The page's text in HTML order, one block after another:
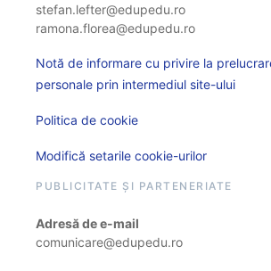
stefan.lefter@edupedu.ro
ramona.florea@edupedu.ro
Notă de informare cu privire la
personale prin intermediul site-ului
Politica de cookie
Modifică setarile cookie-urilor
PUBLICITATE ȘI PARTENERIATE
Adresă de e-mail
comunicare@edupedu.ro